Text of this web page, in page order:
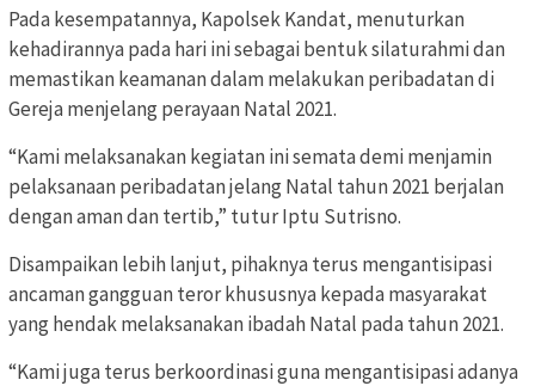
Pada kesempatannya, Kapolsek Kandat, menuturkan
kehadirannya pada hari ini sebagai bentuk silaturahmi dan
memastikan keamanan dalam melakukan peribadatan di
Gereja menjelang perayaan Natal 2021.
“Kami melaksanakan kegiatan ini semata demi menjamin
pelaksanaan peribadatan jelang Natal tahun 2021 berjalan
dengan aman dan tertib,” tutur Iptu Sutrisno.
Disampaikan lebih lanjut, pihaknya terus mengantisipasi
ancaman gangguan teror khususnya kepada masyarakat
yang hendak melaksanakan ibadah Natal pada tahun 2021.
“Kami juga terus berkoordinasi guna mengantisipasi adanya